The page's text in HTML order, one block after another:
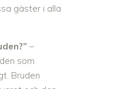
gäster i alla
–
som
Bruden